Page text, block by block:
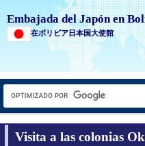
Embajada del Japón en
在ボリビア日本国大使館
Visita a las colonias